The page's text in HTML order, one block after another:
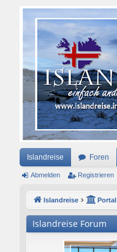
Islandreise Foren
Abmelden Registrieren
Islandreise Portal
Islandreise Forum